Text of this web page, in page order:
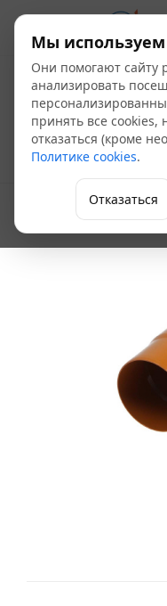
Ду-160
Фитинги для
Мы используем
Они помогают сайту
анализировать
принять все cookies,
отказаться (кроме
Политике cookies.
Отказаться